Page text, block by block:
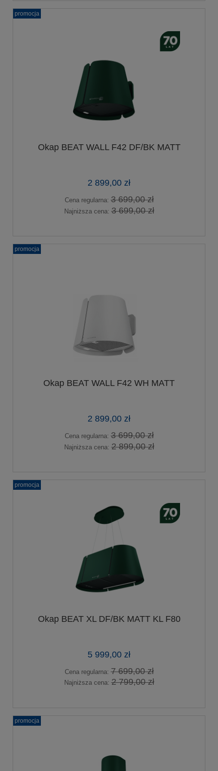
Okap BEAT WALL F42 DF/BK MATT
2 899,00 zł
Cena regularna:3 699,00 zł
Najniższa cena:3 699,00 zł
promocja
Okap BEAT WALL F42 WH MATT
2 899,00 zł
Cena regularna:3 699,00 zł
Najniższa cena:2 899,00 zł
promocja
Okap BEAT XL DF/BK MATT KL F80
5 999,00 zł
Cena regularna:7 699,00 zł
Najniższa cena:2 799,00 zł
promocja
promocja